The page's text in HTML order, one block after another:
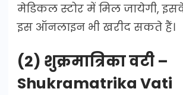
मेडिकल स्टोर में मिल जायेगी,
इस ऑनलाइन भी खरीद सकते हैं।
(2) शुक्रमात्रिका वटी –
Shukramatrika Vati